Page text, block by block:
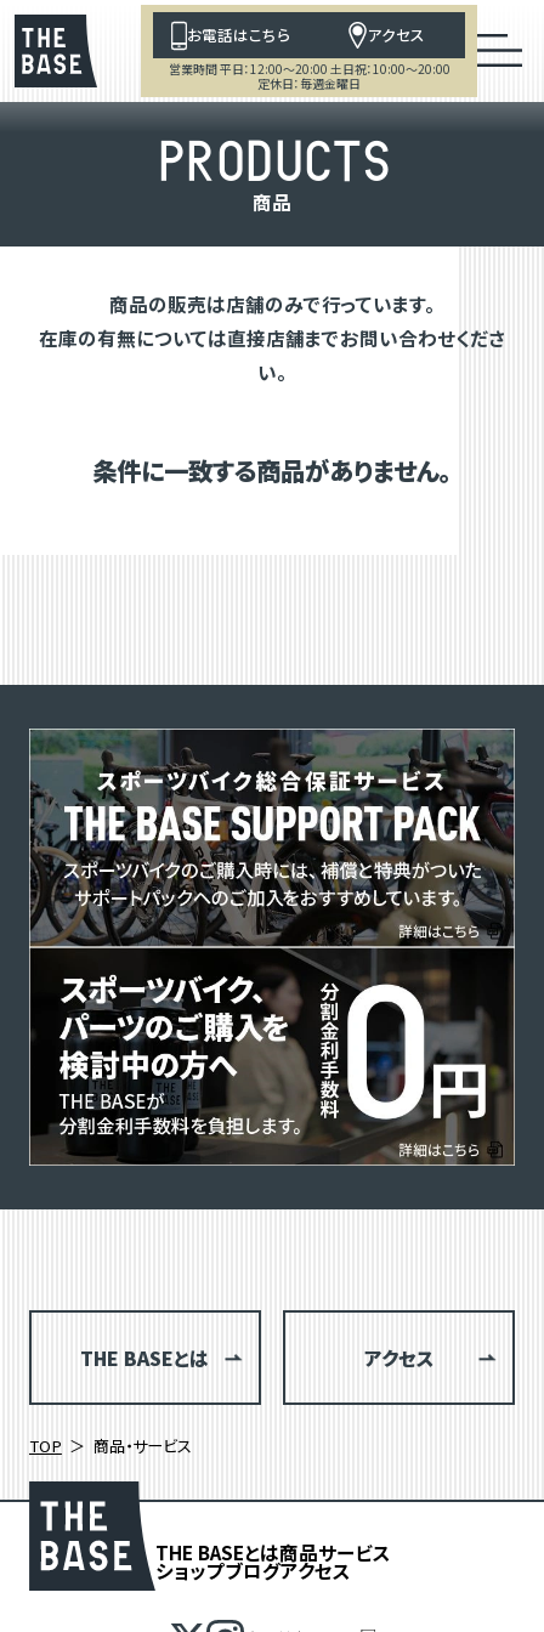
お電話はこちら アクセス
営業時間 平日：12:00～20:00 土日祝：10:00～20:00
定休日：毎週金曜日
PRODUCTS
商品
商品の販売は店舗のみで行っています。
在庫の有無については直接店舗までお問い合わせくださ
い。
条件に一致する商品がありません。
THE BASEとは アクセス
TOP 商品・サービス
THE BASEとは商品サービス
ショップブログアクセス